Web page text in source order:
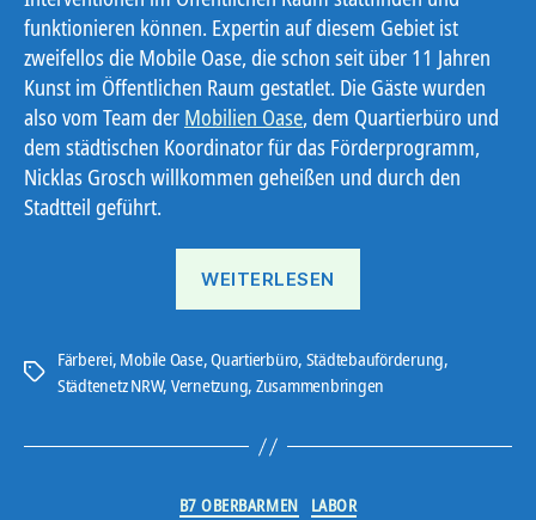
funktionieren können. Expertin auf diesem Gebiet ist
zweifellos die Mobile Oase, die schon seit über 11 Jahren
Kunst im Öffentlichen Raum gestatlet. Die Gäste wurden
also vom Team der Mobilien Oase, dem Quartierbüro und
dem städtischen Koordinator für das Förderprogramm,
Nicklas Grosch willkommen geheißen und durch den
Stadtteil geführt.
WEITERLESEN
Schlagwörter
Färberei, Mobile Oase,Quartierbüro, Städtebauförderung,
Städtenetz NRW, Vernetzung, Zusammenbringen
Kategorien
B7 OBERBARMEN LABOR